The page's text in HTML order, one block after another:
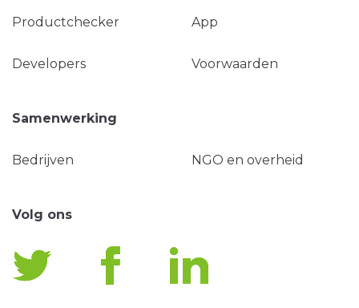
Productchecker App
Developers Voorwaarden
Samenwerking
Bedrijven NGO en overheid
Volg ons